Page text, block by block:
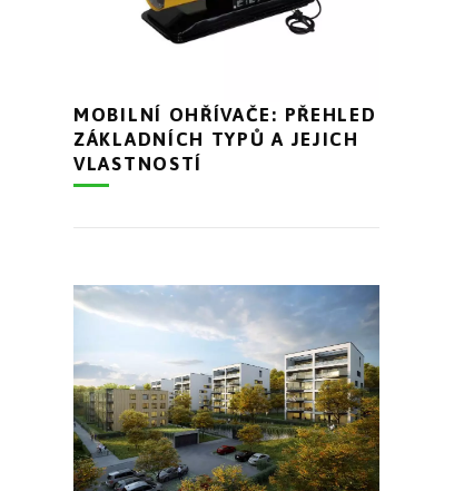
MOBILNÍ OHŘÍVAČE: PŘEHLED
ZÁKLADNÍCH TYPŮ A JEJICH
VLASTNOSTÍ